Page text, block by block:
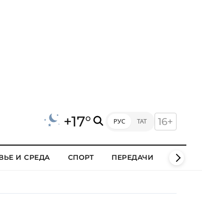
+17° РУС ТАТ 16+
И СРЕДА СПОРТ ПЕРЕДАЧИ КЛИПЫ